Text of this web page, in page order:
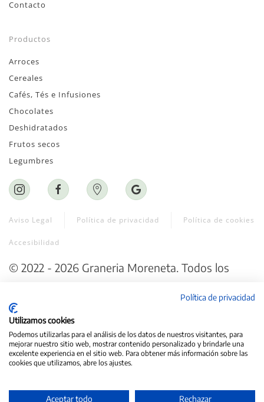
Contacto
Productos
Arroces
Cereales
Cafés, Tés e Infusiones
Chocolates
Deshidratados
Frutos secos
Legumbres
Aviso Legal Política de privacidad Política de cookies
Accesibilidad
© 2022 - 2026 Graneria Moreneta . Todos los
Web creada por ♥
Política de privacidad
Utilizamos cookies
Podemos utilizarlas para el análisis de los datos de nuestros visitantes, para
mejorar nuestro sitio web, mostrar contenido personalizado y brindarle una
excelente experiencia en el sitio web. Para obtener más información sobre las
cookies que utilizamos, abre los ajustes.
Aceptar todo Rechazar